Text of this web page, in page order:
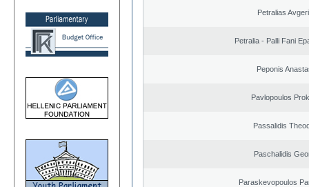
Petralias
Petralia - Palli Fani
Peponis
Pavlopoulos
Passalidis
Paschalidis
Paraskevopoulos